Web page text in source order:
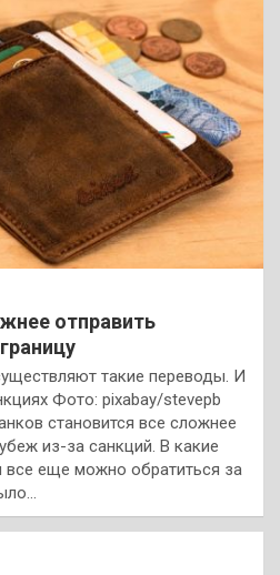
отправить
такие переводы. И
Фото: pixabay/stevepb
становится все сложнее
из-за санкций. В какие
все еще можно обратиться за